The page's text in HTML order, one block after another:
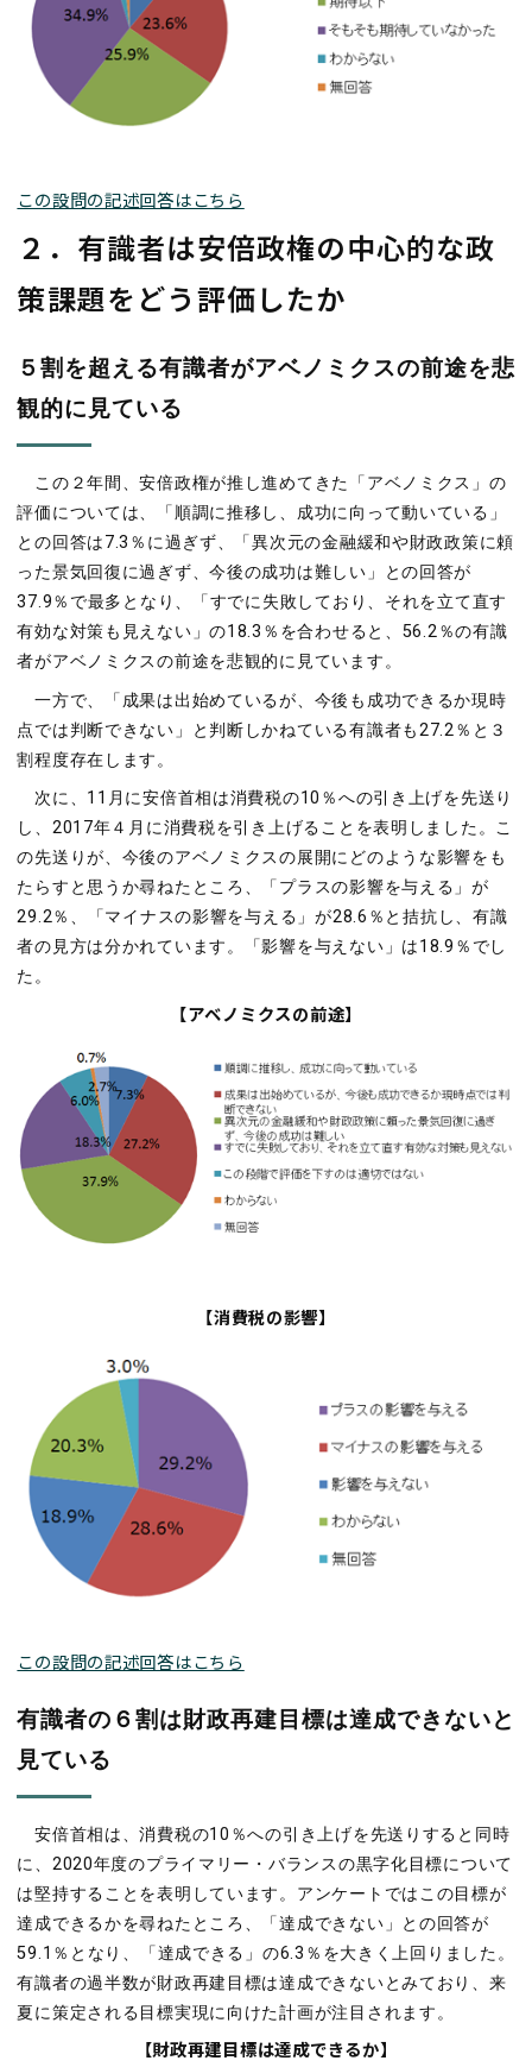
この設問の記述回答はこちら
２．有識者は安倍政権の中心的な政
策課題をどう評価したか
５割を超える有識者がアベノミクスの前途を悲
観的に見ている
この２年間、安倍政権が推し進めてきた「アベノミクス」の
評価については、「順調に推移し、成功に向って動いている」
との回答は7.3％に過ぎず、「異次元の金融緩和や財政政策に頼
った景気回復に過ぎず、今後の成功は難しい」との回答が
37.9％で最多となり、「すでに失敗しており、それを立て直す
有効な対策も見えない」の18.3％を合わせると、56.2％の有識
者がアベノミクスの前途を悲観的に見ています。
一方で、「成果は出始めているが、今後も成功できるか現時
点では判断できない」と判断しかねている有識者も27.2％と３
割程度存在します。
次に、11月に安倍首相は消費税の10％への引き上げを先送り
し、2017年４月に消費税を引き上げることを表明しました。こ
の先送りが、今後のアベノミクスの展開にどのような影響をも
たらすと思うか尋ねたところ、「プラスの影響を与える」が
29.2％、「マイナスの影響を与える」が28.6％と拮抗し、有識
者の見方は分かれています。「影響を与えない」は18.9％でし
た。
【アベノミクスの前途】
【消費税の影響】
この設問の記述回答はこちら
有識者の６割は財政再建目標は達成できないと
見ている
安倍首相は、消費税の10％への引き上げを先送りすると同時
に、2020年度のプライマリー・バランスの黒字化目標について
は堅持することを表明しています。アンケートではこの目標が
達成できるかを尋ねたところ、「達成できない」との回答が
59.1％となり、「達成できる」の6.3％を大きく上回りました。
有識者の過半数が財政再建目標は達成できないとみており、来
夏に策定される目標実現に向けた計画が注目されます。
【財政再建目標は達成できるか】